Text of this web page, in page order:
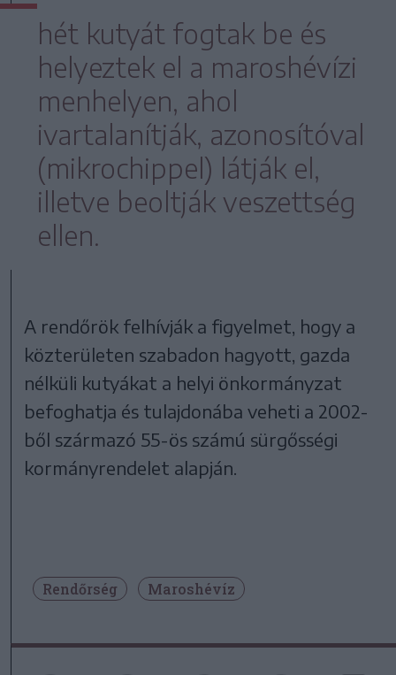
hét kutyát fogtak be és
helyeztek el a maroshévízi
menhelyen, ahol
ivartalanítják, azonosítóval
(mikrochippel) látják el,
illetve beoltják veszettség
ellen.
A rendőrök felhívják a figyelmet, hogy a
közterületen szabadon hagyott, gazda
nélküli kutyákat a helyi önkormányzat
befoghatja és tulajdonába veheti a 2002-
ből származó 55-ös számú sürgősségi
kormányrendelet alapján.
Rendőrség Maroshévíz